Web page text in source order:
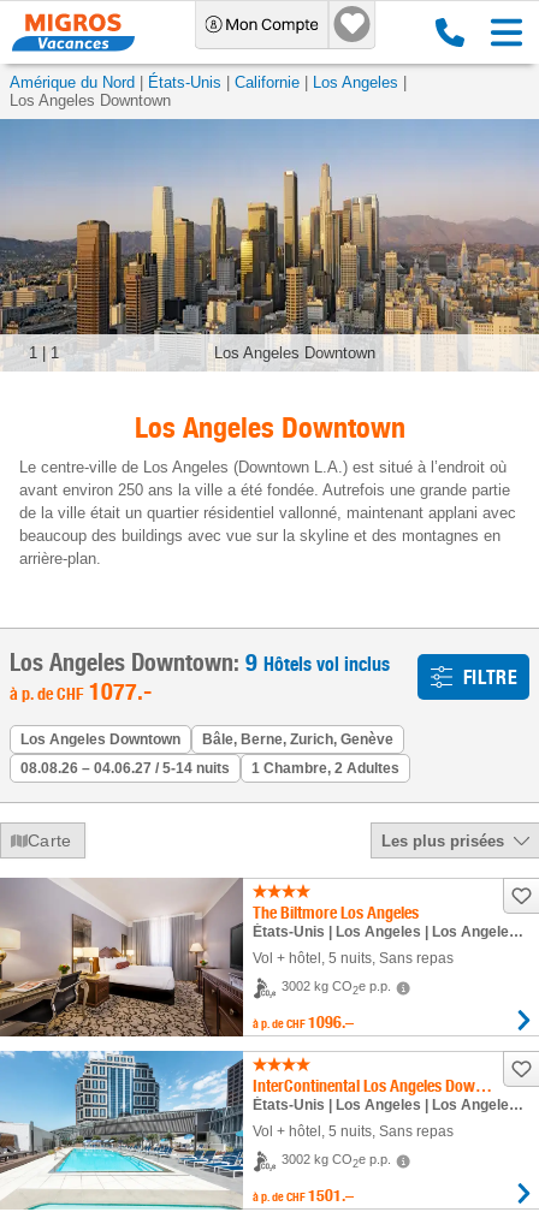
Amérique du Nord États-Unis Californie
Los Angeles
Los Angeles Downtown
Los Angeles Downtown
1 |1
Los Angeles Downtown
Le centre-ville de Los Angeles (Downtown L.A.) est situé à l’endroit où
avant environ 250 ans la ville a été fondée. Autrefois une grande partie
de la ville était un quartier résidentiel vallonné, maintenant applani avec
beaucoup des buildings avec vue sur la skyline et des montagnes en
arrière-plan.
Los Angeles Downtown: 9 Hôtels vol inclus
à p. deCHF 1077.- FILTRE
Los Angeles Downtown
Bâle, Berne, Zurich, Genève
08.08.26 – 04.06.27 / 5-14 nuits
1 Chambre, 2 Adultes
Carte Les plus prisées
The Biltmore Los Angeles
États-Unis | Los Angeles | Los Angeles Downtown
Vol + hôtel , 5 nuits, Sans repas
3002 kg CO2e p.p.
à p. de CHF 1096.–
InterContinental Los Angeles Downtown
États-Unis | Los Angeles | Los Angeles Downtown
Vol + hôtel 5 nuits, Sans repas
3002 kg CO2e p.p.
à p. de CHF 1501.–